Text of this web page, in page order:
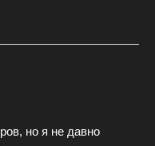
но я не давно